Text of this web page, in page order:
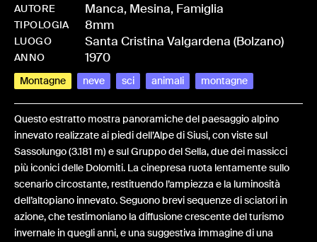
AUTORE Manca, Mesina, Famiglia
TIPOLOGIA 8mm
LUOGO Santa Cristina Valgardena (Bolzano)
ANNO 1970
Montagne neve sci animali montagne
Questo estratto mostra panoramiche del paesaggio alpino
innevato realizzate ai piedi dell’Alpe di Siusi, con viste sul
Sassolungo (3.181 m) e sul Gruppo del Sella, due dei massicci
più iconici delle Dolomiti. La cinepresa ruota lentamente sullo
scenario circostante, restituendo l’ampiezza e la luminosità
dell’altopiano innevato. Seguono brevi sequenze di sciatori in
azione, che testimoniano la diffusione crescente del turismo
invernale in quegli anni, e una suggestiva immagine di una